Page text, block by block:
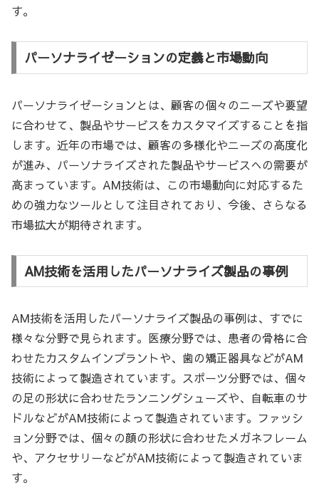
す。
パーソナライゼーションの定義と市場動向
パーソナライゼーションとは、顧客の個々のニーズや要望
に合わせて、製品やサービスをカスタマイズすることを指
します。近年の市場では、顧客の多様化やニーズの高度化
が進み、パーソナライズされた製品やサービスへの需要が
高まっています。AM技術は、この市場動向に対応するた
めの強力なツールとして注目されており、今後、さらなる
市場拡大が期待されます。
AM技術を活用したパーソナライズ製品の事例
AM技術を活用したパーソナライズ製品の事例は、すでに
様々な分野で見られます。医療分野では、患者の骨格に合
わせたカスタムインプラントや、歯の矯正器具などがAM
技術によって製造されています。スポーツ分野では、個々
の足の形状に合わせたランニングシューズや、自転車のサ
ドルなどがAM技術によって製造されています。ファッシ
ョン分野では、個々の顔の形状に合わせたメガネフレーム
や、アクセサリーなどがAM技術によって製造されていま
す。